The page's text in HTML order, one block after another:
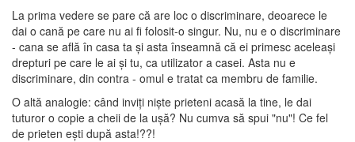
La prima vedere se pare că are loc o discriminare, deoarece le
dai o cană pe care nu ai fi folosit-o singur. Nu, nu e o discriminare
- cana se află în casa ta şi asta înseamnă că ei primesc aceleaşi
drepturi pe care le ai şi tu, ca utilizator a casei. Asta nu e
discriminare, din contra - omul e tratat ca membru de familie.
O altă analogie: când inviţi nişte prieteni acasă la tine, le dai
tuturor o copie a cheii de la uşă? Nu cumva să spui "nu"! Ce fel
de prieten eşti după asta!??!